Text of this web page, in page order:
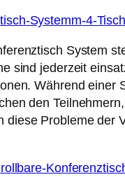
System
sind jederzeit
Während einer
den
diese Probleme der